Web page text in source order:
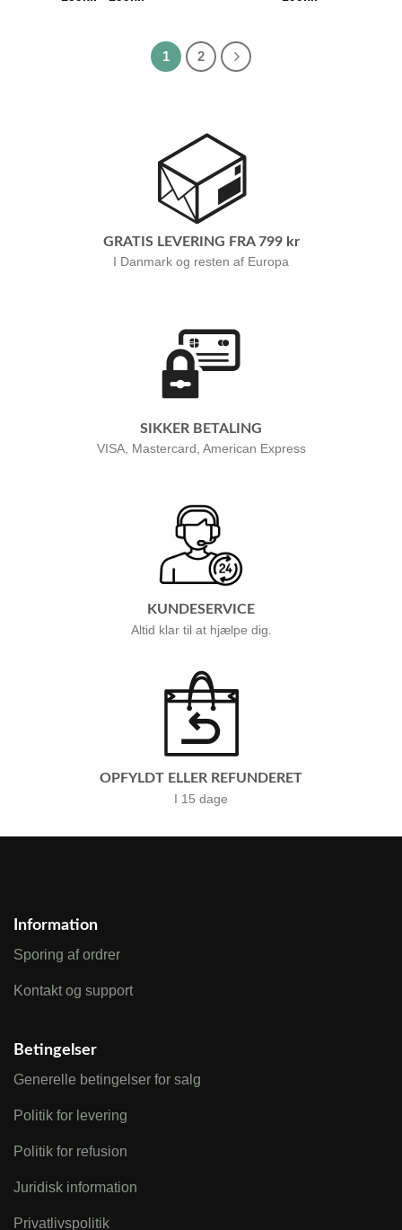
1 2
GRATIS LEVERING FRA 799 kr
I Danmark og resten af Europa
SIKKER BETALING
VISA, Mastercard, American Express
KUNDESERVICE
Altid klar til at hjælpe dig.
OPFYLDT ELLER REFUNDERET
I 15 dage
Information
Sporing af ordrer
Kontakt og support
Betingelser
Generelle betingelser for salg
Politik for levering
Politik for refusion
Juridisk information
Privatlivspolitik